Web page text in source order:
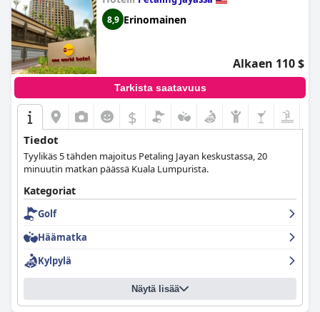
8,9 Erinomainen
Alkaen 110 $
Tarkista saatavuus
$
Tiedot
Tyylikäs 5 tähden majoitus Petaling Jayan keskustassa, 20
minuutin matkan päässä Kuala Lumpurista.
Kategoriat
Golf
Häämatka
Kylpylä
Näytä lisää